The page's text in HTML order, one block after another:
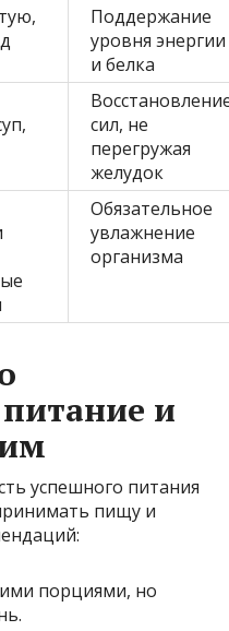
Поддержание
уровня энергии
и белка
сил, не
перегружая
желудок
Обязательное
увлажнение
организма
и
успешного питания
пищу и
порциями, но